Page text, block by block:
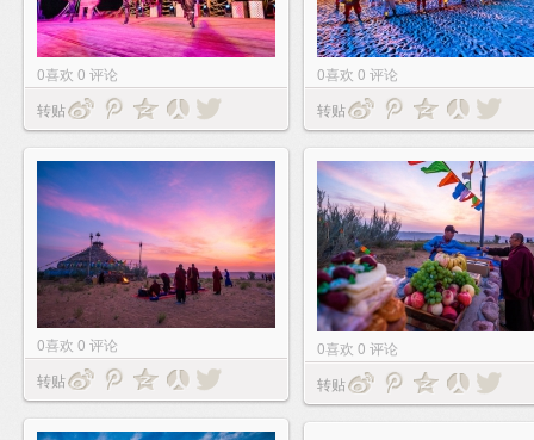
0喜欢 0 评论
转贴
0喜欢 0 评论
转贴
0喜欢 0 评论
转贴
0喜欢 0 评论
转贴